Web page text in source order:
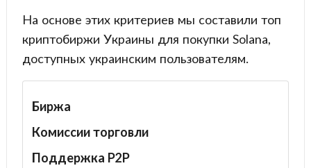
На основе этих критериев мы составили топ
криптобиржи Украины для покупки Solana,
доступных украинским пользователям.
Биржа
Комиссии торговли
Поддержка P2P